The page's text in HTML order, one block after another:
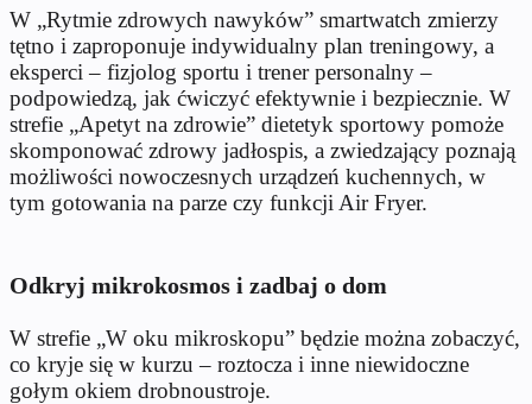
W „Rytmie zdrowych nawyków” smartwatch zmierzy
tętno i zaproponuje indywidualny plan treningowy, a
eksperci – fizjolog sportu i trener personalny –
podpowiedzą, jak ćwiczyć efektywnie i bezpiecznie. W
strefie „Apetyt na zdrowie” dietetyk sportowy pomoże
skomponować zdrowy jadłospis, a zwiedzający poznają
możliwości nowoczesnych urządzeń kuchennych, w
tym gotowania na parze czy funkcji Air Fryer.
Odkryj mikrokosmos i zadbaj o dom
W strefie „W oku mikroskopu” będzie można zobaczyć,
co kryje się w kurzu – roztocza i inne niewidoczne
gołym okiem drobnoustroje.